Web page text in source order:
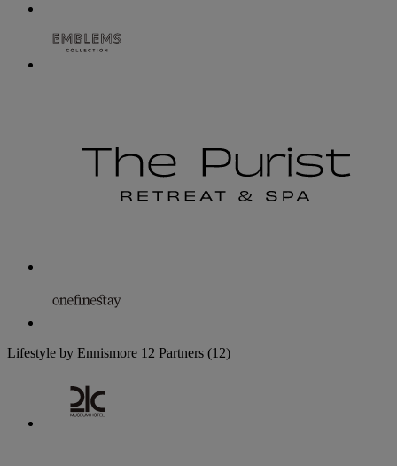
Lifestyle by Ennismore 12 Partners (12)